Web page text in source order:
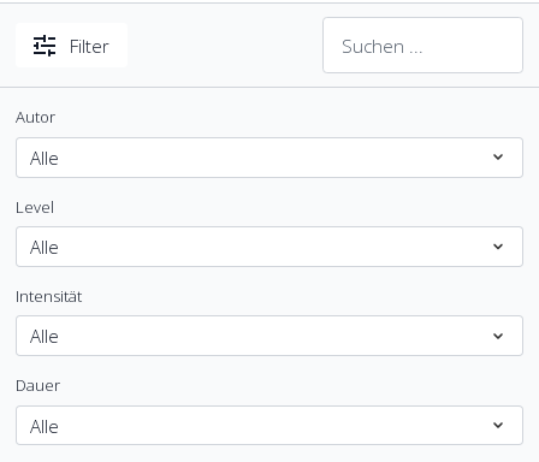
Filter
Autor
Level
Intensität
Dauer